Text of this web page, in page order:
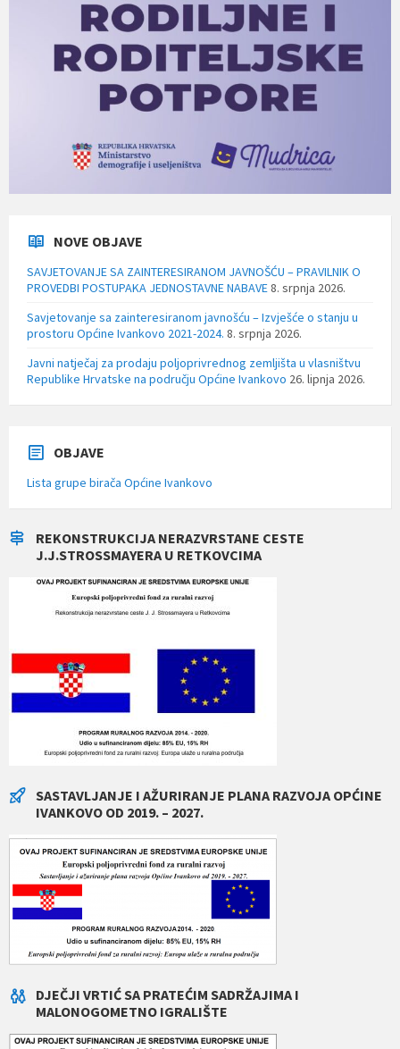
NOVE OBJAVE
SAVJETOVANJE SA ZAINTERESIRANOM JAVNOŠĆU – PRAVILNIK O
PROVEDBI POSTUPAKA JEDNOSTAVNE NABAVE8. srpnja 2026.
Savjetovanje sa zainteresiranom javnošću – Izvješće o stanju u
prostoru Općine Ivankovo 2021-2024. 8. srpnja 2026.
Javni natječaj za prodaju poljoprivrednog zemljišta u vlasništvu
Republike Hrvatske na području Općine Ivankovo 26. lipnja 2026.
OBJAVE
Lista grupe birača Općine Ivankovo
REKONSTRUKCIJA NERAZVRSTANE CESTE
J.J.STROSSMAYERA U RETKOVCIMA
SASTAVLJANJE I AŽURIRANJE PLANA RAZVOJA OPĆINE
IVANKOVO OD 2019. – 2027.
DJEČJI VRTIĆ SA PRATEĆIM SADRŽAJIMA I
MALONOGOMETNO IGRALIŠTE